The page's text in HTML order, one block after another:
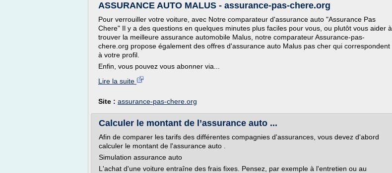
ASSURANCE AUTO MALUS - assurance-pas-chere.org
Pour verrouiller votre voiture, avec Notre comparateur d'assurance auto "Assurance Pas
Chere" Il y a des questions en quelques minutes plus faciles pour vous, ou plutôt vous aider à
trouver la meilleure assurance automobile Malus, notre comparateur Assurance-pas-
chere.org propose également des offres d'assurance auto Malus pas cher qui correspondent
à votre profil.
Enfin, vous pouvez vous abonner via...
Lire la suite
Site : assurance-pas-chere.org
Calculer le montant de l’assurance auto ...
Afin de comparer les tarifs des différentes compagnies d'assurances, vous devez d'abord
calculer le montant de l'assurance auto .
Simulation assurance auto
L'achat d'une voiture entraîne des frais fixes. Pensez, par exemple à l'entretien ou au